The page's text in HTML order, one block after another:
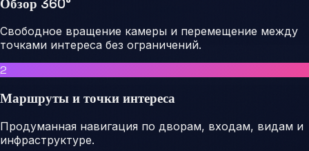
Обзор 360°
Свободное вращение камеры и перемещение между
точками интереса без ограничений.
2
Маршруты и точки интереса
Продуманная навигация по дворам, входам, видам и
инфраструктуре.